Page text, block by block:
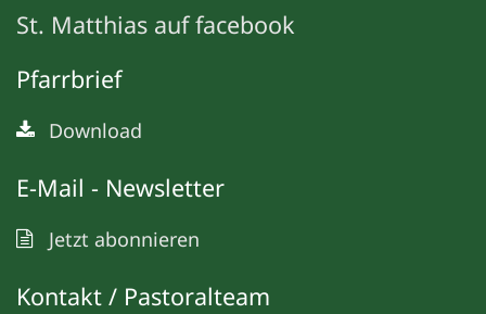
St. Matthias auf facebook
Pfarrbrief
Download
E-Mail - Newsletter
Jetzt abonnieren
Kontakt / Pastoralteam